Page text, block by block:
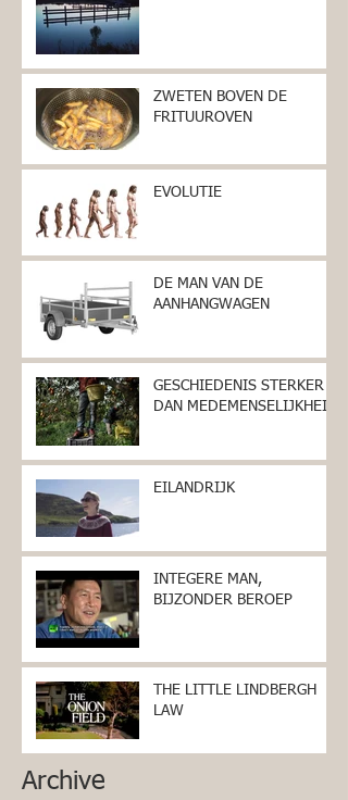
Archive
ZWETEN BOVEN DE
FRITUUROVEN
EVOLUTIE
DE MAN VAN DE
AANHANGWAGEN
GESCHIEDENIS STERKER
DAN MEDEMENSELIJKHEID
EILANDRIJK
INTEGERE MAN,
BIJZONDER BEROEP
THE LITTLE LINDBERGH
LAW